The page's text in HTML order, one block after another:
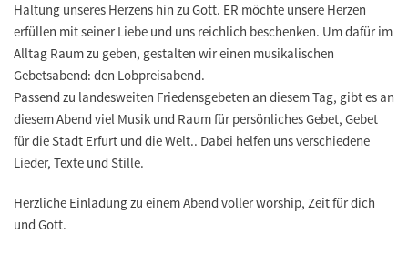
Haltung unseres Herzens hin zu Gott. ER möchte unsere Herzen
erfüllen mit seiner Liebe und uns reichlich beschenken. Um dafür im
Alltag Raum zu geben, gestalten wir einen musikalischen
Gebetsabend: den Lobpreisabend.
Passend zu landesweiten Friedensgebeten an diesem Tag, gibt es an
diesem Abend viel Musik und Raum für persönliches Gebet, Gebet
für die Stadt Erfurt und die Welt.. Dabei helfen uns verschiedene
Lieder, Texte und Stille.
Herzliche Einladung zu einem Abend voller worship, Zeit für dich
und Gott.